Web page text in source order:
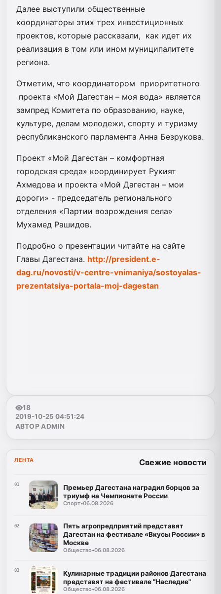
Далее выступили общественные
координаторы этих трех инвестиционных
проектов, которые рассказали, как идет их
реализация в том или ином муниципалитете
региона.
Отметим, что координатором приоритетного
проекта «Мой Дагестан – моя вода» является
зампред Комитета по образованию, науке,
культуре, делам молодежи, спорту и туризму
республиканского парламента Анна Безрукова.
Проект «Мой Дагестан – комфортная
городская среда» координирует Рукият
Ахмедова и проекта «Мой Дагестан – мои
дороги» - председатель регионального
отделения «Партии возрождения села»
Мухамед Рашидов.
Подробно о презентации читайте на сайте
Главы Дагестана. http://president.e-
dag.ru/novosti/v-centre-vnimaniya/sostoyalas-
prezentatsiya-portala-moj-dagestan
18
2019-10-25 04:51:24
АВТОР ADMIN
ЛЕНТА Свежие новости
01
Премьер Дагестана наградил борцов за
триумф на Чемпионате России
Спорт•06.08.2026
02
Пять агропредприятий представят
Дагестан на фестивале «Вкусы России» в
Москве
Общество•06.08.2026
03
Кулинарные традиции районов Дагестана
представят на фестивале "Наследие"
Общество•06.08.2026